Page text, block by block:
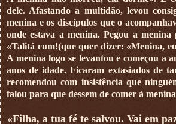
dele. Afastando a multidão, levou
menina e os discípulos que o
onde estava a menina. Pegou a menina
«Talitá cum!(que quer dizer: «Menina,
A menina logo se levantou e começou a
anos de idade. Ficaram extasiados de
recomendou com insistência que
falou para que dessem de comer à
«Filha, a tua fé te salvou. Vai em